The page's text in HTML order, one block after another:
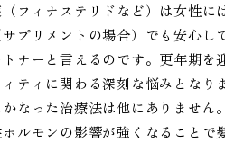
フィナステリドなど）は女性に
プリメントの場合）でも安心
ナーと言えるのです。更年期
ティに関わる深刻な悩みとなり
なった治療法は他にありません
ルモンの影響が強くなること